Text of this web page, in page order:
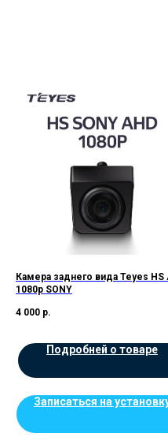
Камера заднего вида Teyes HS
1080p SONY
4 000 р.
Подробней о товаре
Записаться на